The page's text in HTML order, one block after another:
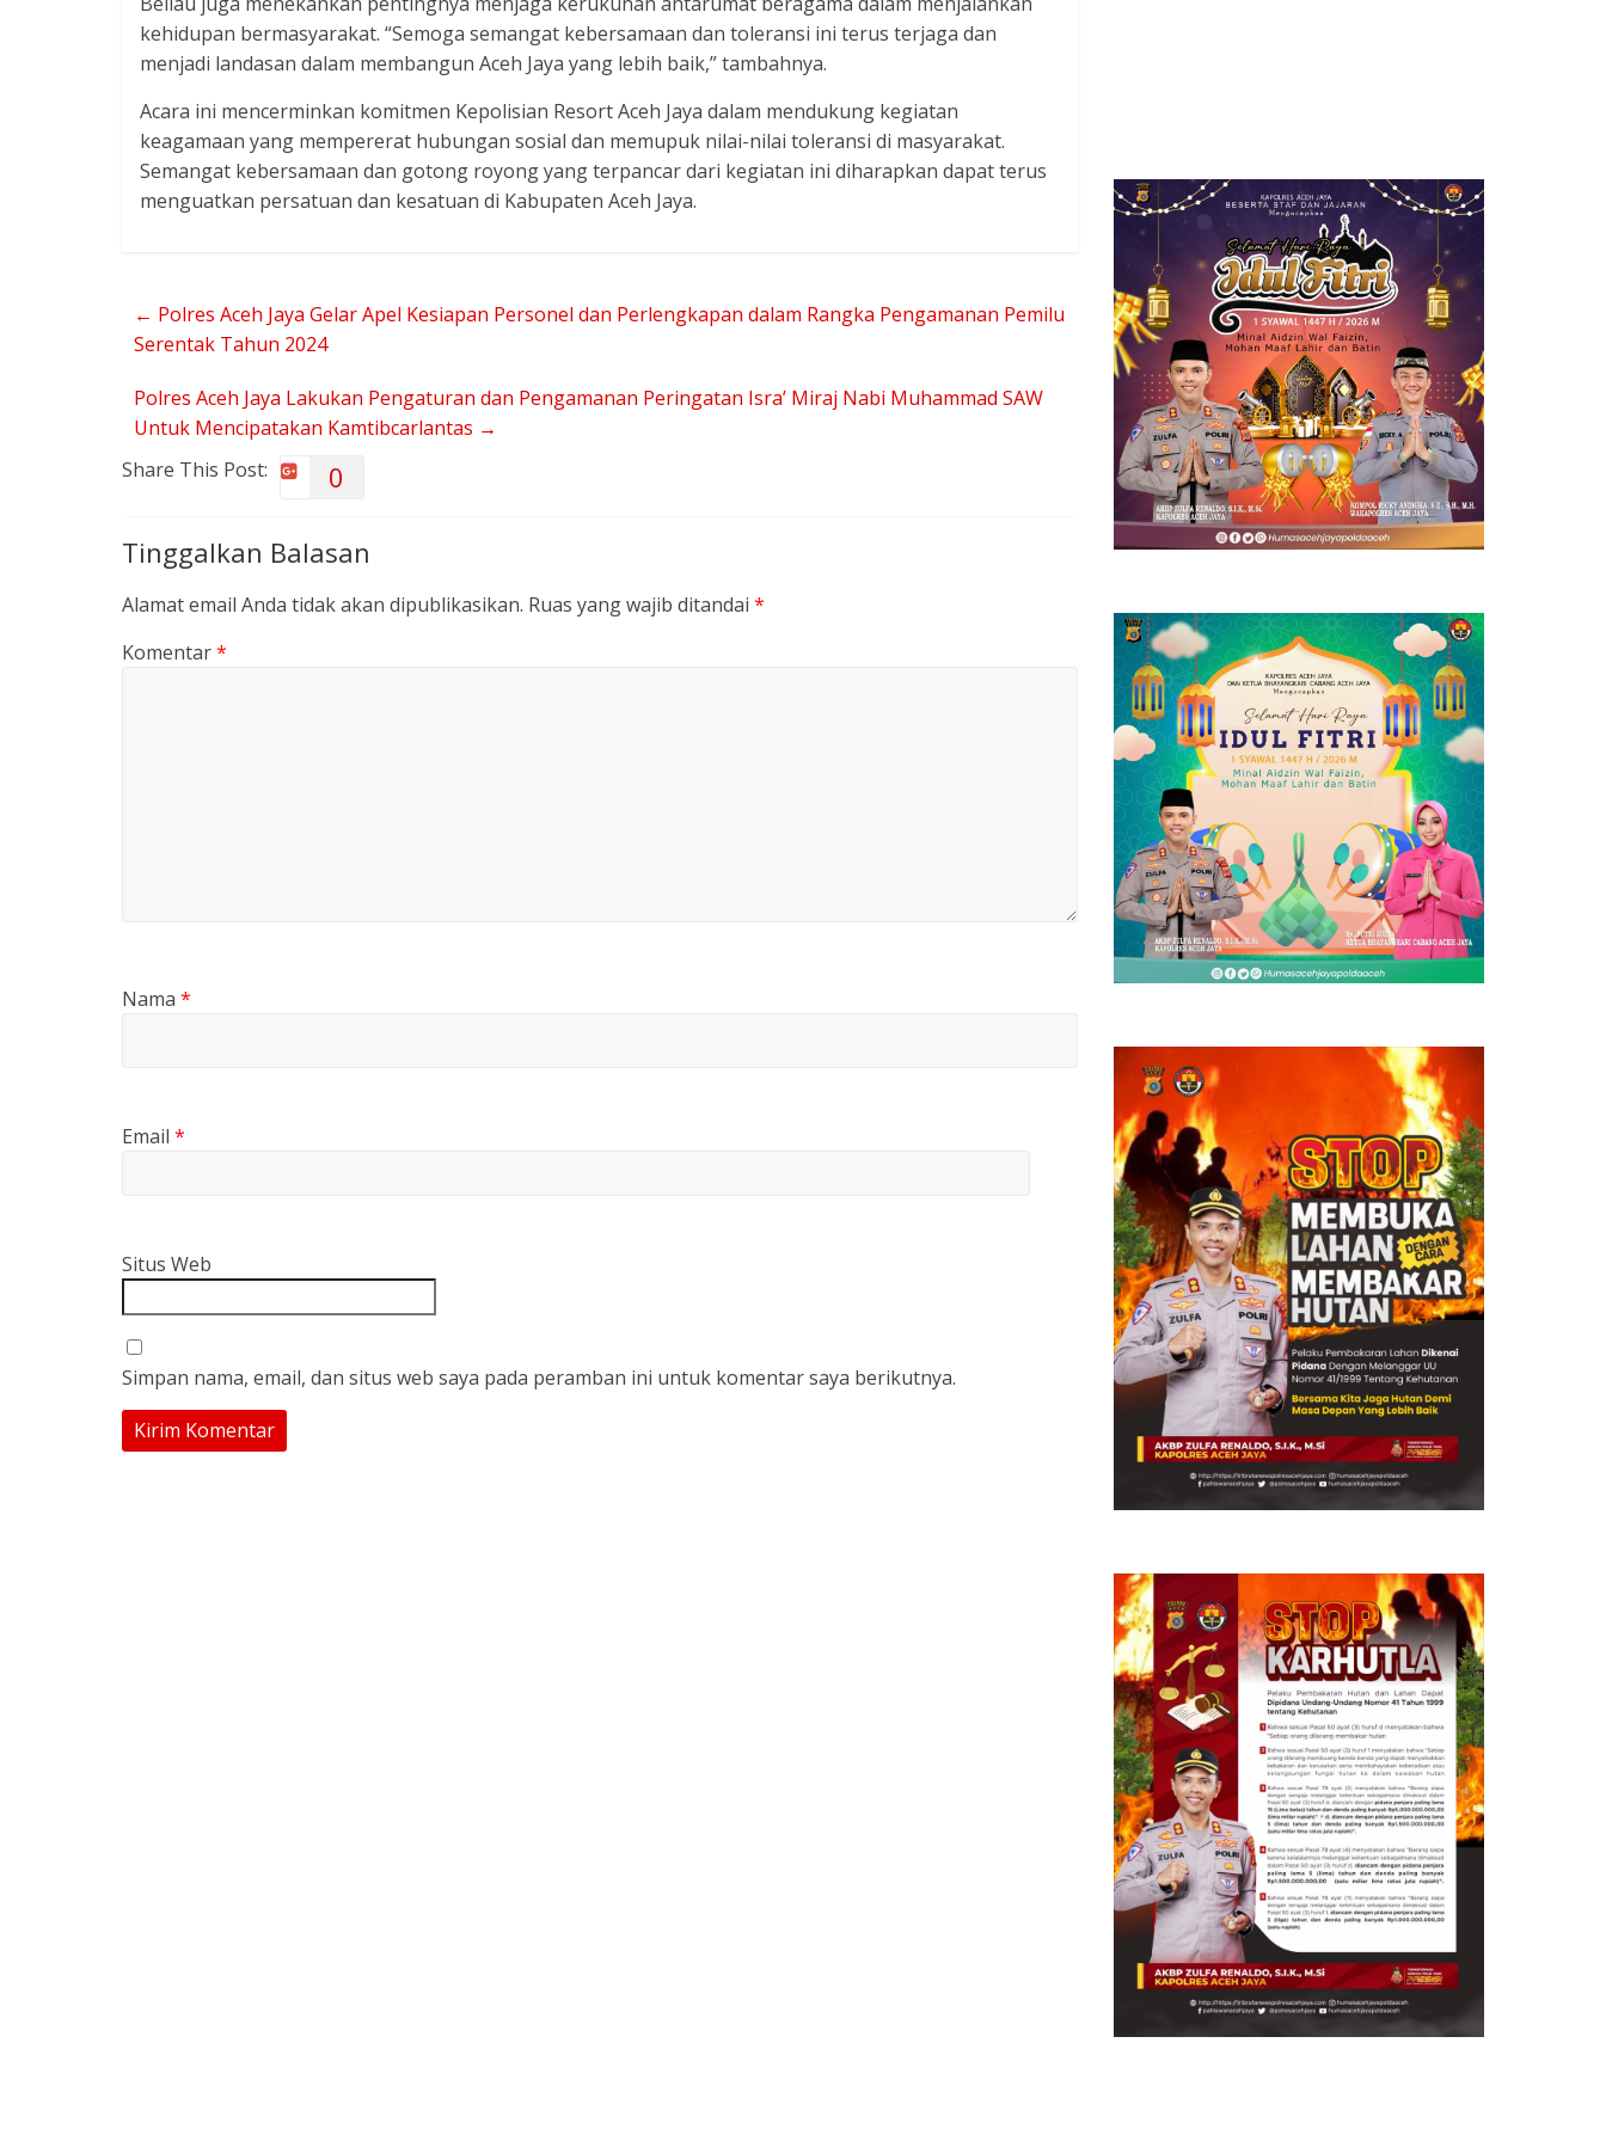
kehidupan bermasyarakat. “Semoga semangat kebersamaan dan toleransi ini terus terjaga dan
menjadi landasan dalam membangun Aceh Jaya yang lebih baik,” tambahnya.
Acara ini mencerminkan komitmen Kepolisian Resort Aceh Jaya dalam mendukung kegiatan
keagamaan yang mempererat hubungan sosial dan memupuk nilai-nilai toleransi di masyarakat.
Semangat kebersamaan dan gotong royong yang terpancar dari kegiatan ini diharapkan dapat terus
menguatkan persatuan dan kesatuan di Kabupaten Aceh Jaya.
← Polres Aceh Jaya Gelar Apel Kesiapan Personel dan Perlengkapan dalam Rangka Pengamanan Pemilu
Serentak Tahun 2024
Polres Aceh Jaya Lakukan Pengaturan dan Pengamanan Peringatan Isra’ Miraj Nabi Muhammad SAW
Untuk Mencipatakan Kamtibcarlantas →
Share This Post:
0
Tinggalkan Balasan
Alamat email Anda tidak akan dipublikasikan. Ruas yang wajib ditandai *
Komentar*
Nama *
Email *
Situs Web
Simpan nama, email, dan situs web saya pada peramban ini untuk komentar saya berikutnya.